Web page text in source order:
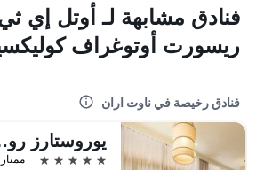
فنادق مشابهة لـ أوتل إي
ريسورت أوتوغراف
فنادق رخيصة في ناوت اران
5 نجوم
ممتاز 8.6